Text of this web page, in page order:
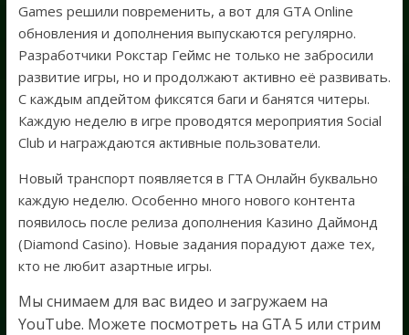
Games решили повременить, а вот для GTA Online
обновления и дополнения выпускаются регулярно.
Разработчики Рокстар Геймс не только не забросили
развитие игры, но и продолжают активно её развивать.
С каждым апдейтом фиксятся баги и банятся читеры.
Каждую неделю в игре проводятся мероприятия Social
Club и награждаются активные пользователи.
Новый транспорт появляется в ГТА Онлайн буквально
каждую неделю. Особенно много нового контента
появилось после релиза дополнения Казино Даймонд
(Diamond Casino). Новые задания порадуют даже тех,
кто не любит азартные игры.
Мы снимаем для вас видео и загружаем на
YouTube. Можете посмотреть на GTA 5 или стрим